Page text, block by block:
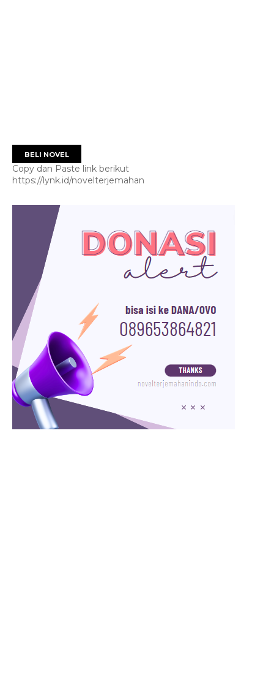
BELI NOVEL
Copy dan Paste link berikut
https://lynk.id/novelterjemahan